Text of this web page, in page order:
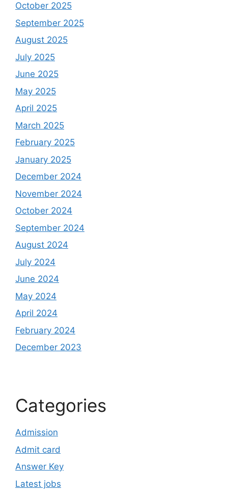
October 2025
September 2025
August 2025
July 2025
June 2025
May 2025
April 2025
March 2025
February 2025
January 2025
December 2024
November 2024
October 2024
September 2024
August 2024
July 2024
June 2024
May 2024
April 2024
February 2024
December 2023
Categories
Admission
Admit card
Answer Key
Latest jobs